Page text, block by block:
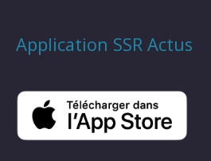
Application SSR Actus